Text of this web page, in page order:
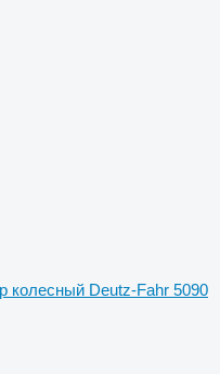
колесный Deutz-Fahr 5090